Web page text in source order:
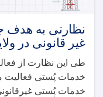
نظارتی به هدف
غیر قانونی در
طی این نظارت از
خدمات پُستی فعالیت
خدمات پُستی